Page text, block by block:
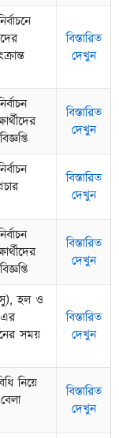
বিস্তারিত
দেখুন
বিস্তারিত
দেখুন
বিস্তারিত
দেখুন
বিস্তারিত
দেখুন
হল ও
এর
সময়
বিস্তারিত
দেখুন
নিয়ে
বিস্তারিত
দেখুন